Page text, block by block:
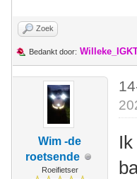
Zoek
Bedankt door:
Wim -de
roetsende
Roeifietser